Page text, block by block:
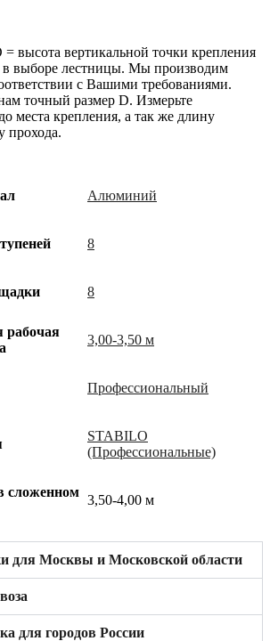
= высота вертикальной точки крепления
в выборе лестницы. Мы производим
с Вашими требованиями.
точный размер D. Измерьте
места крепления, а так же длину
прохода.
Алюминий
8
8
рабочая
3,00-3,50 м
Профессиональный
STABILO
(Профессиональные)
сложенном
3,50-4,00 м
для Москвы и Московской области
для городов России